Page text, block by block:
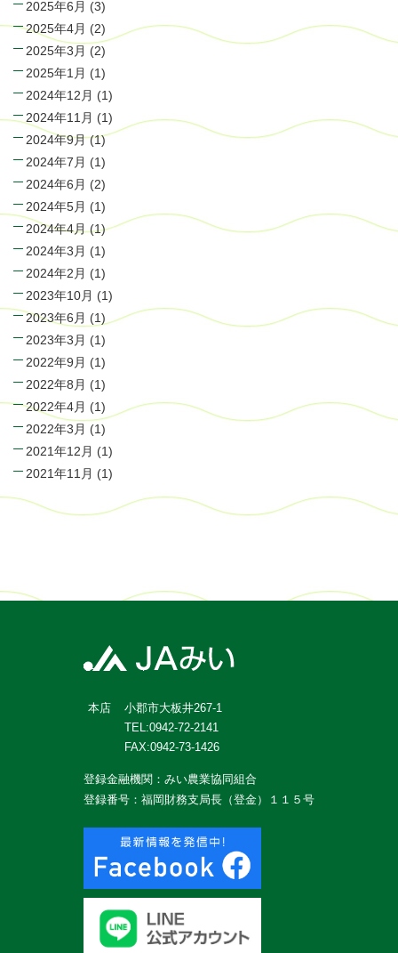
2025年6月 (3)
2025年4月 (2)
2025年3月 (2)
2025年1月 (1)
2024年12月 (1)
2024年11月 (1)
2024年9月(1)
2024年7月 (1)
2024年6月 (2)
2024年5月 (1)
2024年4月(1)
2024年3月 (1)
2024年2月 (1)
2023年10月 (1)
2023年6月 (1)
2023年3月 (1)
2022年9月 (1)
2022年8月 (1)
2022年4月 (1)
2022年3月 (1)
2021年12月 (1)
2021年11月 (1)
本店
小郡市大板井267-1
TEL:0942-72-2141
FAX:0942-73-1426
登録金融機関：みい農業協同組合
登録番号：福岡財務支局長（登金）１１５号